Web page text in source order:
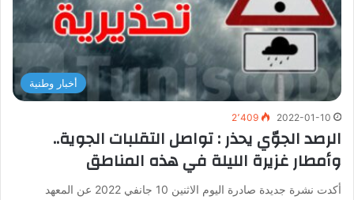
أخبار وطنية
2022-01-10 2٬409
الرصد الجوّي يحذر : تواصل التقلبات الجوية..
وأمطار غزيرة الليلة في هذه المناطق
أكدت نشرة جديدة صادرة اليوم الاثنين 10 جانفي 2022 عن المعهد